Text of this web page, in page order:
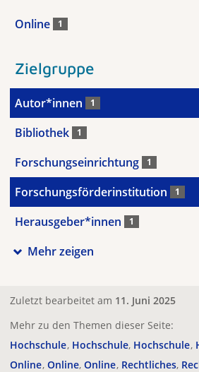
Online 1
Zielgruppe
Autor*innen 1
Bibliothek 1
Forschungseinrichtung 1
Forschungsförderinstitution 1
Herausgeber*innen 1
Mehr zeigen
Zuletzt bearbeitet am 11. Juni 2025
Mehr zu den Themen dieser Seite:
Hochschule Hochschule Hochschule
Online Online Online Rechtliches